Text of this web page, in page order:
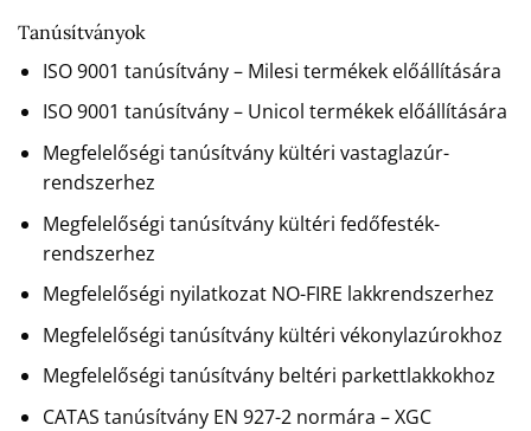
Tanúsítványok
ISO 9001 tanúsítvány – Milesi termékek előállítására
ISO 9001 tanúsítvány – Unicol termékek előállítására
Megfelelőségi tanúsítvány kültéri vastaglazúr-
rendszerhez
Megfelelőségi tanúsítvány kültéri fedőfesték-
rendszerhez
Megfelelőségi nyilatkozat NO-FIRE lakkrendszerhez
Megfelelőségi tanúsítvány kültéri vékonylazúrokhoz
Megfelelőségi tanúsítvány beltéri parkettlakkokhoz
CATAS tanúsítvány EN 927-2 normára – XGC